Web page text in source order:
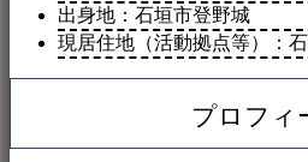
出身地：石垣市登野城
現居住地（活動拠点等）：
プロフィ